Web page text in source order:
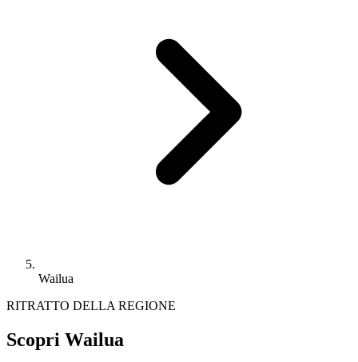
Wailua
RITRATTO DELLA REGIONE
Scopri Wailua